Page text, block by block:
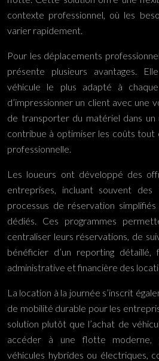
contexte professionnel, où les
varier rapidement.
Pour les déplacements
présente plusieurs avantages.
véhicule le plus adapté à chaque
d’impressionner un client avec une
de transporter du matériel dans
contribue à optimiser les coûts tout
professionnelle.
Les loueurs ont développé des
entreprises, incluant souvent
processus de réservation
dédiés. Ces programmes
centraliser leurs réservations, de
bénéficier d’un reporting détaillé,
administrative et financière des
La location à la journée s’inscrit
de mobilité durable pour les
solution plutôt que l’achat de
accéder à une flotte moderne,
véhicules hybrides ou électriques,